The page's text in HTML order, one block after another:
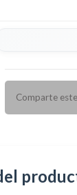
Comparte